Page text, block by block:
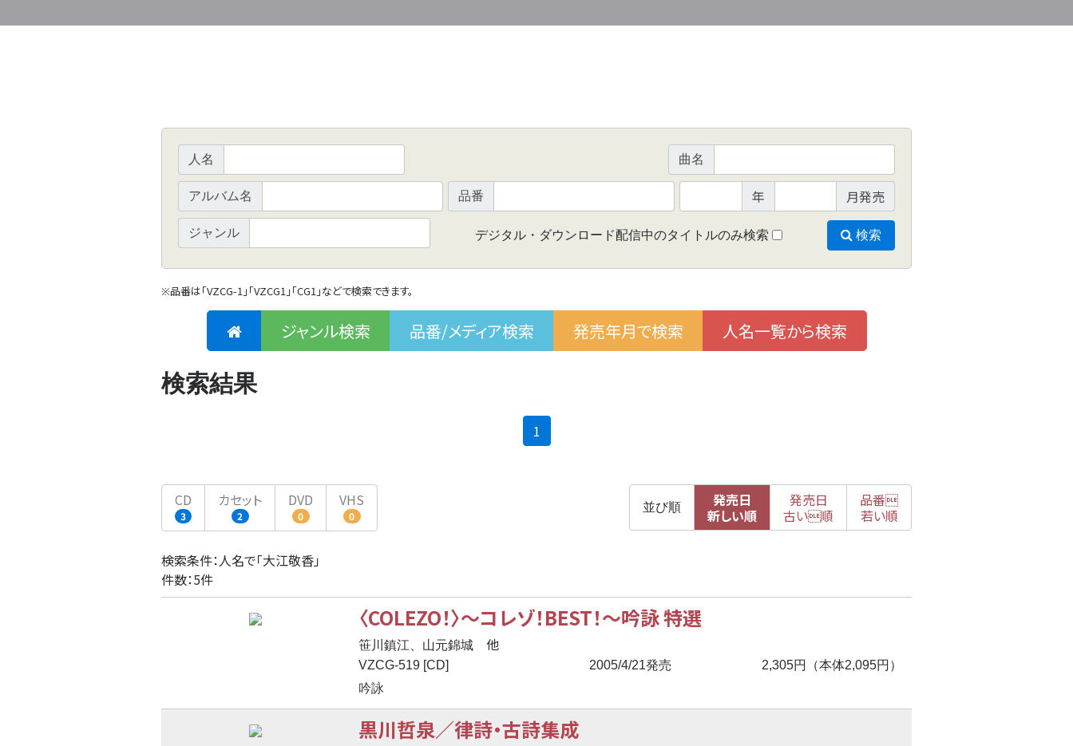
人名 曲名
アルバム名 品番 年 月発売
ジャンル デジタル・ダウンロード配信中のタイトルのみ検索 検索
※品番は「VZCG-1」「VZCG1」「CG1」などで検索できます。
ジャンル検索 品番/メディア検索 発売年月で検索 人名一覧から検索
検索結果
1
CD
3
カセット
2
DVD
0
VHS
0
並び順
発売日
新しい順
発売日
古い順
品番
若い順
検索条件：人名で「大江敬香」
件数：5件
〈COLEZO！〉〜コレゾ！BEST！〜吟詠 特選
笹川鎮江、山元錦城 他
VZCG-519 [CD] 2005/4/21発売
2,305円（本体2,095円）
吟詠
黒川哲泉／律詩・古詩集成